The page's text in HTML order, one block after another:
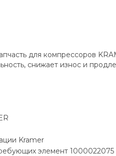
для компрессоров
снижает износ и
Kramer
элемент 1000022075